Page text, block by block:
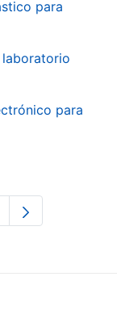
para
para
Pages Use